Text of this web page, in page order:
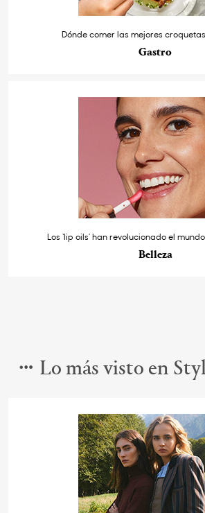
Dónde comer las mejores
Gastro
Los ‘lip oils’ han revolucionado el
Belleza
Lo más visto en